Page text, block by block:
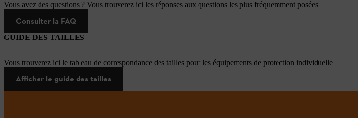
Vous avez des questions ? Vous trouverez ici les réponses aux questions les plus fréquemment posées
Consulter la FAQ
GUIDE DES TAILLES
Vous trouverez ici le tableau de correspondance des tailles pour les équipements de protection individuelle
Afficher le guide des tailles